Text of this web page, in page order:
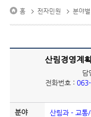
홈 전자민원 분야
산림경영계
담
전화번호 :
분야 산림과 - 교통